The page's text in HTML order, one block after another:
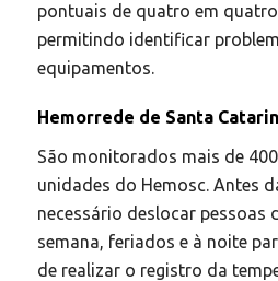
pontuais de quatro em
permitindo identificar
equipamentos.
Hemorrede de Santa
São monitorados mais de
unidades do Hemosc. Antes
necessário deslocar pessoas
semana, feriados e à noite
de realizar o registro da